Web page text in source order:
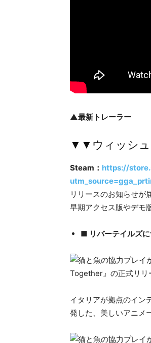
▲最新トレーラー
▼▼ウィッシュ
Steam： https://
リリースのお知らせが
早期アクセス版やデモ
■ リバーテイルズ
イタリアが拠点のイン
発した、美しいアニメ